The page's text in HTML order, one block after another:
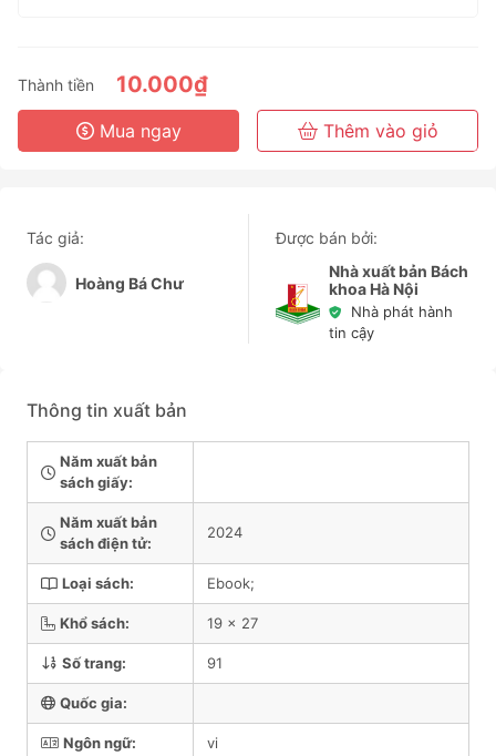
6 Tháng
3 Năm
Thành tiền 10.000₫
Mua ngay Thêm vào giỏ
Tác giả:
Hoàng Bá Chư
Được bán bởi:
Nhà xuất bản Bách
khoa Hà Nội
Nhà phát hành
tin cậy
Thông tin xuất bản
Năm xuất bản
sách giấy:
Năm xuất bản
sách điện tử:
2024
Loại sách: Ebook;
Khổ sách: 19 x 27
Số trang: 91
Quốc gia:
Ngôn ngữ: vi